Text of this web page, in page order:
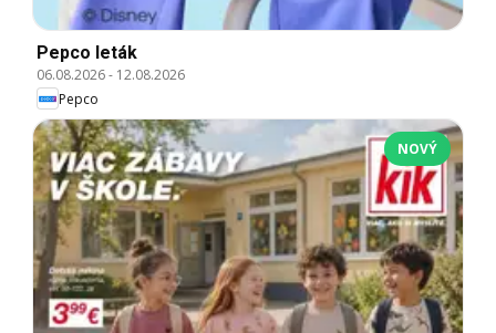
Pepco leták
06.08.2026- 12.08.2026
Pepco
NOVÝ